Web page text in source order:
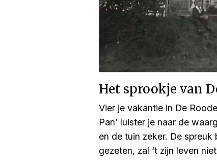
Het sprookje van
Vier je vakantie in De
Pan’ luister je naar de
en de tuin zeker. De
gezeten, zal ‘t zijn leven